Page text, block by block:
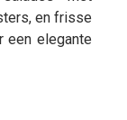
en frisse
een elegante